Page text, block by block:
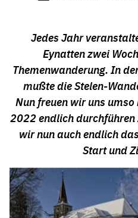
Jedes Jahr
Eynatten zwei
Themenwanderung. In
mußte die Stelen-
Nun freuen wir uns
2022 endlich durchführen
wir nun auch endlich
Start und